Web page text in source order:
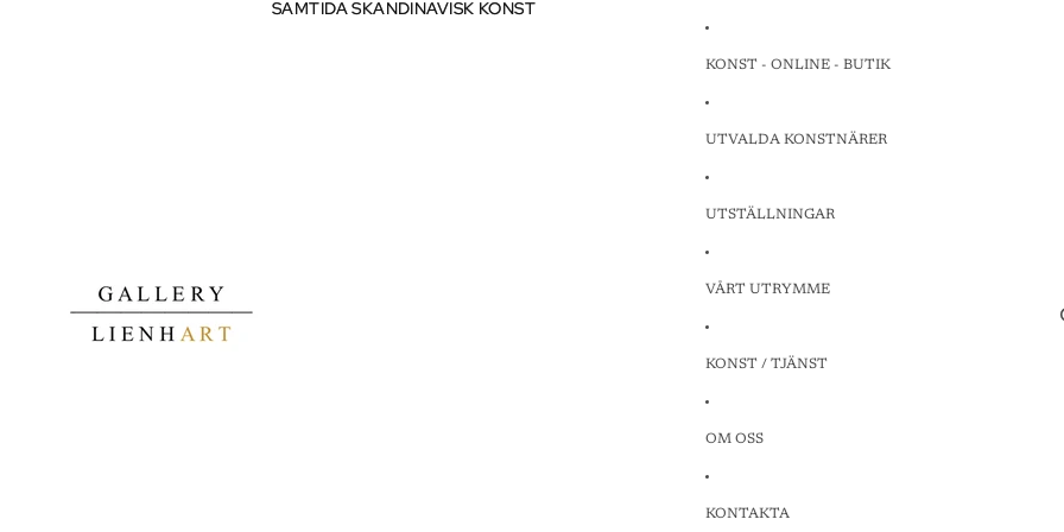
SAMTIDA SKANDINAVISK KONST
SAMTIDA SKANDINAVISK KONST
KONST - ONLINE - BUTIK
UTVALDA KONSTNÄRER
UTSTÄLLNINGAR
VÅRT UTRYMME
KONST / TJÄNST
OM OSS
KONTAKTA